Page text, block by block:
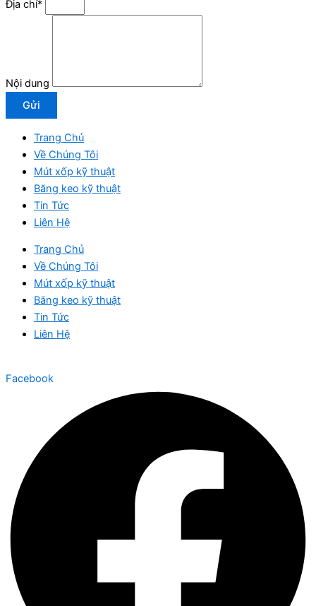
Địa chỉ*
Nội dung
Gửi
Trang Chủ
Về Chúng Tôi
Mút xốp kỹ thuật
Băng keo kỹ thuật
Tin Tức
Liên Hệ
Trang Chủ
Về Chúng Tôi
Mút xốp kỹ thuật
Băng keo kỹ thuật
Tin Tức
Liên Hệ
Facebook